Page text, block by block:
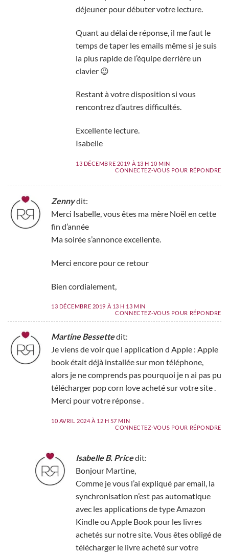
déjeuner pour débuter votre lecture.
Quant au délai de réponse, il me faut le
temps de taper les emails même si je suis
la plus rapide de l’équipe derrière un
clavier 😉
Restant à votre disposition si vous
rencontrez d’autres difficultés.
Excellente lecture.
Isabelle
13 DÉCEMBRE 2019 À 13 H 10 MIN
CONNECTEZ-VOUS POUR RÉPONDRE
Zennydit:
Merci Isabelle, vous êtes ma mère Noël en cette
fin d’année
Ma soirée s’annonce excellente.
Merci encore pour ce retour
Bien cordialement,
13 DÉCEMBRE 2019 À 13 H 13 MIN
CONNECTEZ-VOUS POUR RÉPONDRE
Martine Bessettedit:
Je viens de voir que l application d Apple : Apple
book était déjà installée sur mon téléphone,
alors je ne comprends pas pourquoi je n ai pas pu
télécharger pop corn love acheté sur votre site .
Merci pour votre réponse .
10 AVRIL 2024 À 12 H 57 MIN
CONNECTEZ-VOUS POUR RÉPONDRE
Isabelle B. Pricedit:
Bonjour Martine,
Comme je vous l’ai expliqué par email, la
synchronisation n’est pas automatique
avec les applications de type Amazon
Kindle ou Apple Book pour les livres
achetés sur notre site. Vous êtes obligé de
télécharger le livre acheté sur votre